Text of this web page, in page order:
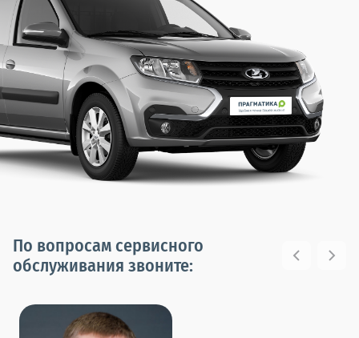
По вопросам сервисного
обслуживания звоните: